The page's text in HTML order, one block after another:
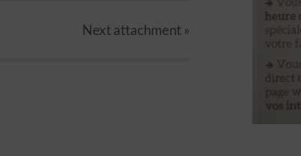
Nextattachment »